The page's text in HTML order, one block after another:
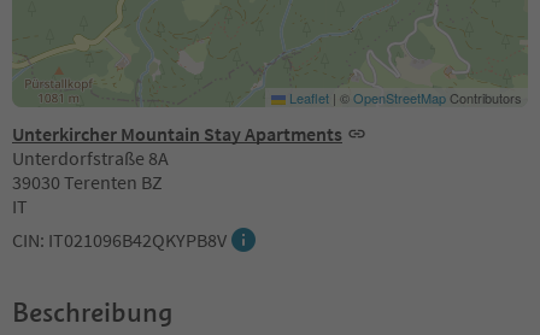
Unterkircher Mountain Stay Apartments
Unterdorfstraße 8A
39030 Terenten BZ
IT
CIN: IT021096B42QKYPB8V
Leaflet | ©OpenStreetMapContributors
Beschreibung